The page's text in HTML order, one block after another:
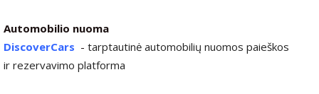
Automobilio nuoma
DiscoverCars - tarptautinė automobilių nuomos paieškos
ir rezervavimo platforma